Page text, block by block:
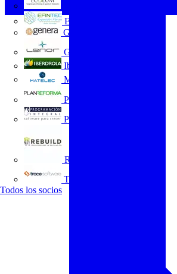
Efintec
GENERA
Grupo Lenor
Iberdrola
MATELEC
Plan Reforma
Programación Integral
REBUILD
Trace Software
Todos los socios